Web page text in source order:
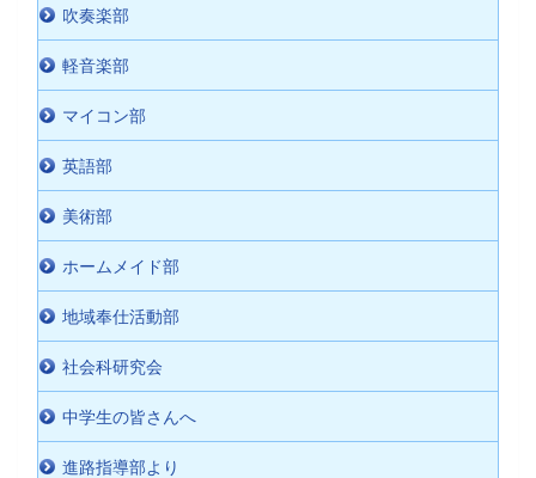
吹奏楽部
軽音楽部
マイコン部
英語部
美術部
ホームメイド部
地域奉仕活動部
社会科研究会
中学生の皆さんへ
進路指導部より